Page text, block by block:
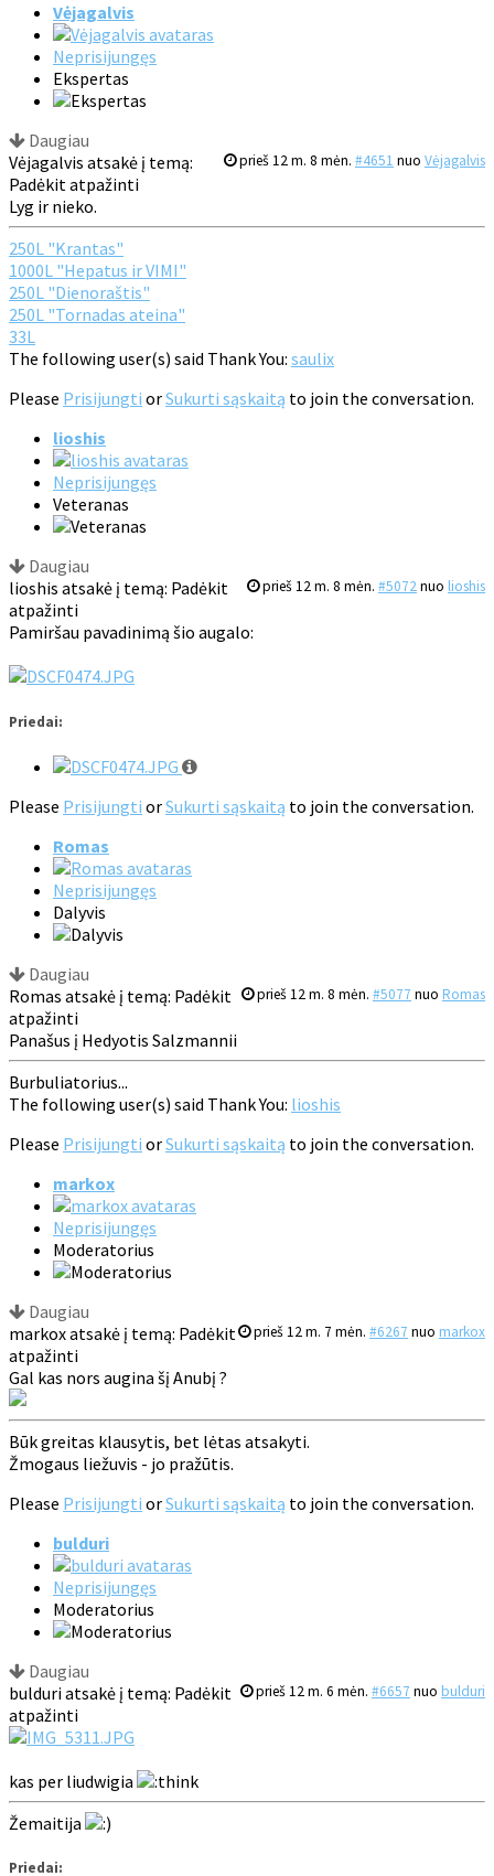
Vėjagalvis
Neprisijungęs
Ekspertas
Daugiau
prieš 12 m. 8 mėn. #4651 nuo Vėjagalvis
Vėjagalvis atsakė į temą:
Padėkit atpažinti
Lyg ir nieko.
250L "Krantas"
1000L "Hepatus ir VIMI"
250L "Dienoraštis"
250L "Tornadas ateina"
33L
The following user(s) said Thank You: saulix
Please Prisijungti orSukurti sąskaitą to join the conversation.
lioshis
Neprisijungęs
Veteranas
Daugiau
prieš 12 m. 8 mėn. #5072nuo lioshis
lioshis atsakė į temą: Padėkit
atpažinti
Pamiršau pavadinimą šio augalo:
Priedai:
Please Prisijungti orSukurti sąskaitą to join the conversation.
Romas
Neprisijungęs
Dalyvis
Daugiau
prieš 12 m. 8 mėn. #5077 nuo Romas
Romas atsakė į temą: Padėkit
atpažinti
Panašus į Hedyotis Salzmannii
Burbuliatorius...
The following user(s) said Thank You: lioshis
Please Prisijungti orSukurti sąskaitą to join the conversation.
markox
Neprisijungęs
Moderatorius
Daugiau
prieš 12 m. 7 mėn. #6267 nuo markox
markox atsakė į temą: Padėkit
atpažinti
Gal kas nors augina šį Anubį ?
Būk greitas klausytis, bet lėtas atsakyti.
Žmogaus liežuvis - jo pražūtis.
Please Prisijungti orSukurti sąskaitą to join the conversation.
bulduri
Neprisijungęs
Moderatorius
Daugiau
prieš 12 m. 6 mėn. #6657 nuo bulduri
bulduri atsakė į temą: Padėkit
atpažinti
kas per liudwigia
Žemaitija
Priedai: